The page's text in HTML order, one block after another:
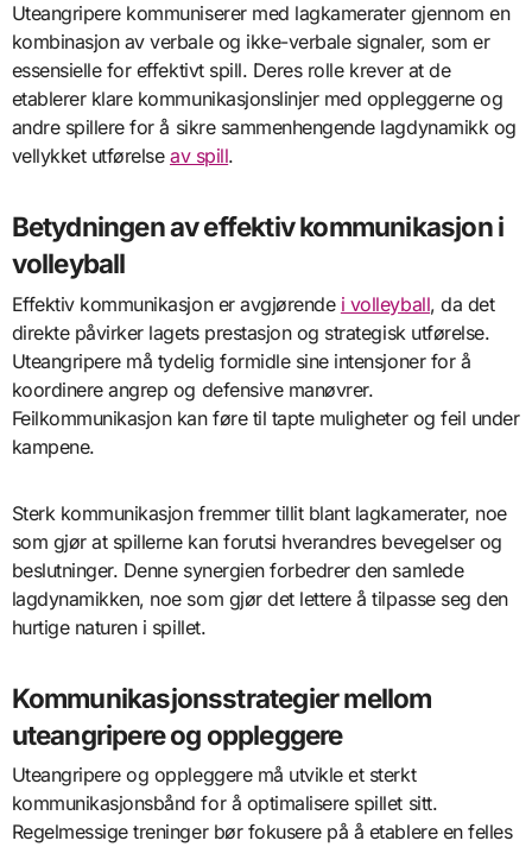
Uteangripere kommuniserer med lagkamerater gjennom en
kombinasjon av verbale og ikke-verbale signaler, som er
essensielle for effektivt spill. Deres rolle krever at de
etablerer klare kommunikasjonslinjer med oppleggerne og
andre spillere for å sikre sammenhengende lagdynamikk og
vellykket utførelse av spill.
Betydningen av effektiv kommunikasjon i
volleyball
Effektiv kommunikasjon er avgjørende i volleyball, da det
direkte påvirker lagets prestasjon og strategisk utførelse.
Uteangripere må tydelig formidle sine intensjoner for å
koordinere angrep og defensive manøvrer.
Feilkommunikasjon kan føre til tapte muligheter og feil under
kampene.
Sterk kommunikasjon fremmer tillit blant lagkamerater, noe
som gjør at spillerne kan forutsi hverandres bevegelser og
beslutninger. Denne synergien forbedrer den samlede
lagdynamikken, noe som gjør det lettere å tilpasse seg den
hurtige naturen i spillet.
Kommunikasjonsstrategier mellom
uteangripere og oppleggere
Uteangripere og oppleggere må utvikle et sterkt
kommunikasjonsbånd for å optimalisere spillet sitt.
Regelmessige treninger bør fokusere på å etablere en felles